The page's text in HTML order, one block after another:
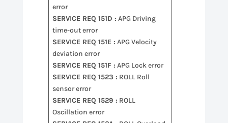
error
SERVICE REQ 151D : APG Driving
time-out error
SERVICE REQ 151E : APG Velocity
deviation error
SERVICE REQ 151F : APG Lock error
SERVICE REQ 1523 : ROLL Roll
sensor error
SERVICE REQ 1529 : ROLL
Oscillation error